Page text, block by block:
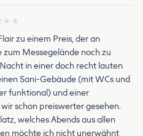
★ ★
zu einem Preis, der an
Messegelände noch zu
in einer doch recht lauten
Sani-Gebäude (mit WCs und
funktional) und einer
schon preiswerter gesehen.
welches Abends aus allen
möchte ich nicht unerwähnt